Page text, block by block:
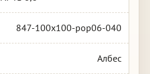
847-100x100-pop06-040
Албес